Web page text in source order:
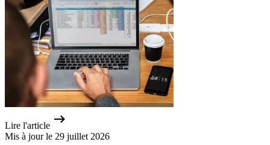
Lire l'article
Mis à jour le 29 juillet 2026